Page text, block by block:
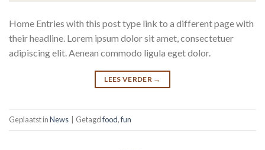
Home Entries with this post type link to a different page with
their headline. Lorem ipsum dolor sit amet, consectetuer
adipiscing elit. Aenean commodo ligula eget dolor.
LEES VERDER →
Geplaatst inNews Getagdfood,fun